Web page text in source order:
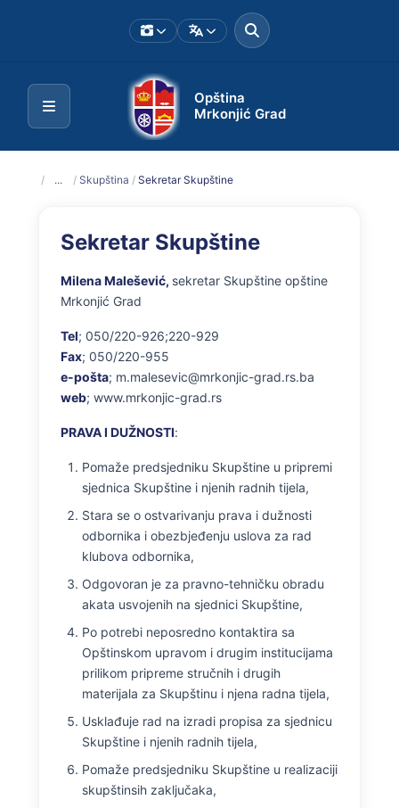
Opština
Mrkonjić Grad
/ ... / Skupština / Sekretar Skupštine
Sekretar Skupštine
Milena Malešević, sekretar Skupštine opštine
Mrkonjić Grad
Tel; 050/220-926;220-929
Fax; 050/220-955
e-pošta; m.malesevic@mrkonjic-grad.rs.ba
web; www.mrkonjic-grad.rs
PRAVA I DUŽNOSTI:
Pomaže predsjedniku Skupštine u pripremi
sjednica Skupštine i njenih radnih tijela,
Stara se o ostvarivanju prava i dužnosti
odbornika i obezbjeđenju uslova za rad
klubova odbornika,
Odgovoran je za pravno-tehničku obradu
akata usvojenih na sjednici Skupštine,
Po potrebi neposredno kontaktira sa
Opštinskom upravom i drugim institucijama
prilikom pripreme stručnih i drugih
materijala za Skupštinu i njena radna tijela,
Usklađuje rad na izradi propisa za sjednicu
Skupštine i njenih radnih tijela,
Pomaže predsjedniku Skupštine u realizaciji
skupštinsih zaključaka,